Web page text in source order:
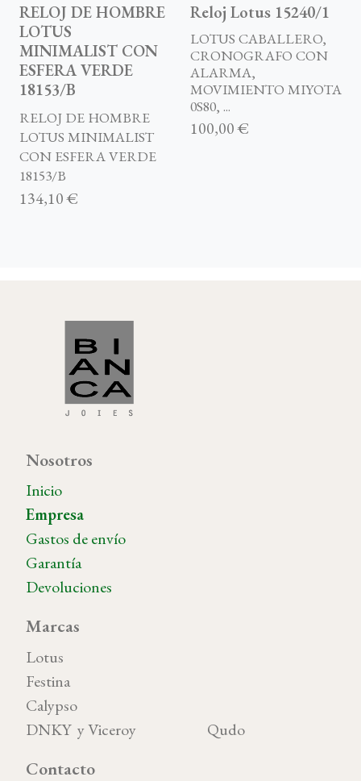
RELOJ DE HOMBRE
LOTUS
MINIMALIST CON
ESFERA VERDE
18153/B
RELOJ DE HOMBRE
LOTUS MINIMALIST
CON ESFERA VERDE
18153/B
134,10 €
Reloj Lotus 15240/1
LOTUS CABALLERO,
CRONOGRAFO CON
ALARMA,
MOVIMIENTO MIYOTA
0S80, ...
100,00 €
Nosotros
Inicio
Empresa
Gastos de envío
Garantía
Devoluciones
Marcas
Lotus
Festina
Calypso
DNKY y Viceroy Qudo
Contacto